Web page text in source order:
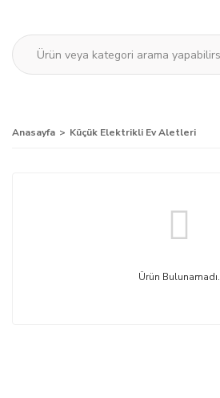
Anasayfa Küçük Elektrikli Ev Aletleri
Ürün Bulunamadı.